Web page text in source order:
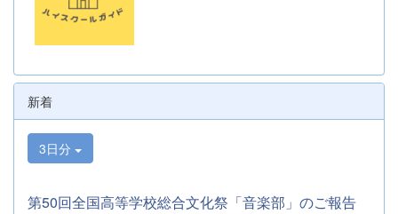
新着
3日分
第50回全国高等学校総合文化祭「音楽部」のご報告